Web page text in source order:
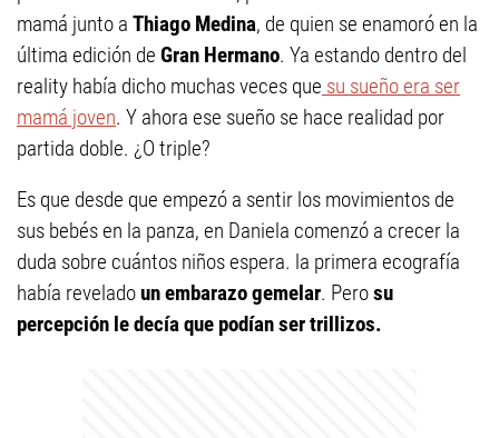
mamá junto a Thiago Medina, de quien se enamoró en la
última edición de Gran Hermano. Ya estando dentro del
reality había dicho muchas veces que su sueño era ser
mamá joven. Y ahora ese sueño se hace realidad por
partida doble. ¿O triple?
Es que desde que empezó a sentir los movimientos de
sus bebés en la panza, en Daniela comenzó a crecer la
duda sobre cuántos niños espera. la primera ecografía
había reveladoun embarazo gemelar. Perosu
percepción le decía que podían ser trillizos.